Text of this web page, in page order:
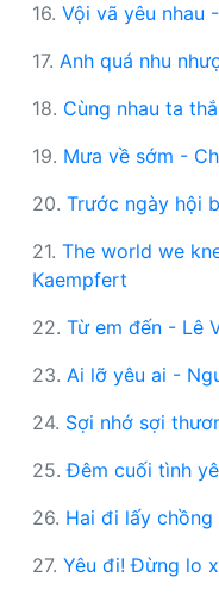
16. Vội vã yêu nhau
17. Anh quá nhu
18. Cùng nhau ta
19. Mưa về sớm -
20. Trước ngày hội
21. The world we
Kaempfert
22. Từ em đến - Lê
23. Ai lỡ yêu ai -
24. Sợi nhớ sợi
25.Đêm cuối tình
26. Hai đi lấy chồng
27. Yêu đi! Đừng lo